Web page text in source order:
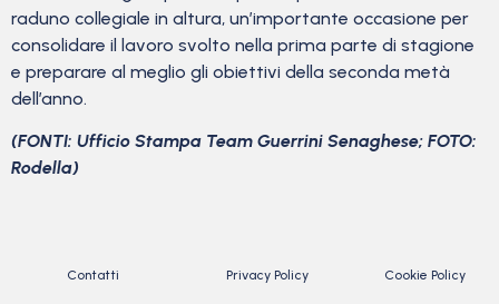
raduno collegiale in altura, un’importante occasione per
consolidare il lavoro svolto nella prima parte di stagione
e preparare al meglio gli obiettivi della seconda metà
dell’anno.
(FONTI: Ufficio Stampa Team Guerrini Senaghese; FOTO:
Rodella)
Contatti Privacy Policy Cookie Policy